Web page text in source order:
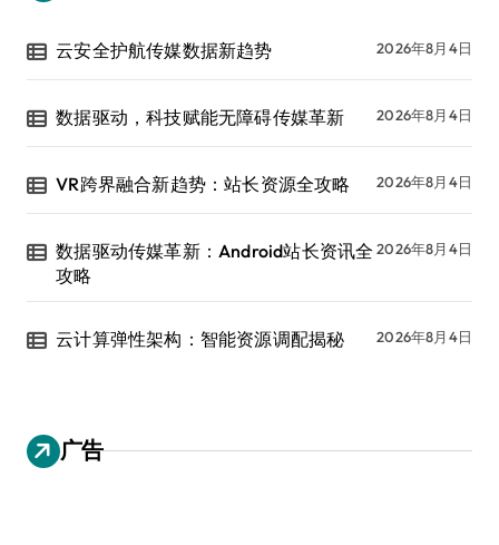
云安全护航传媒数据新趋势 2026年8月4日
数据驱动，科技赋能无障碍传媒革新 2026年8月4日
VR跨界融合新趋势：站长资源全攻略 2026年8月4日
数据驱动传媒革新：Android站长资讯全
攻略
2026年8月4日
云计算弹性架构：智能资源调配揭秘 2026年8月4日
广告